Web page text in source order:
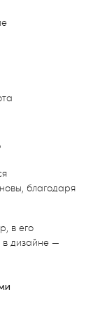
благодаря
в его
в дизайне —